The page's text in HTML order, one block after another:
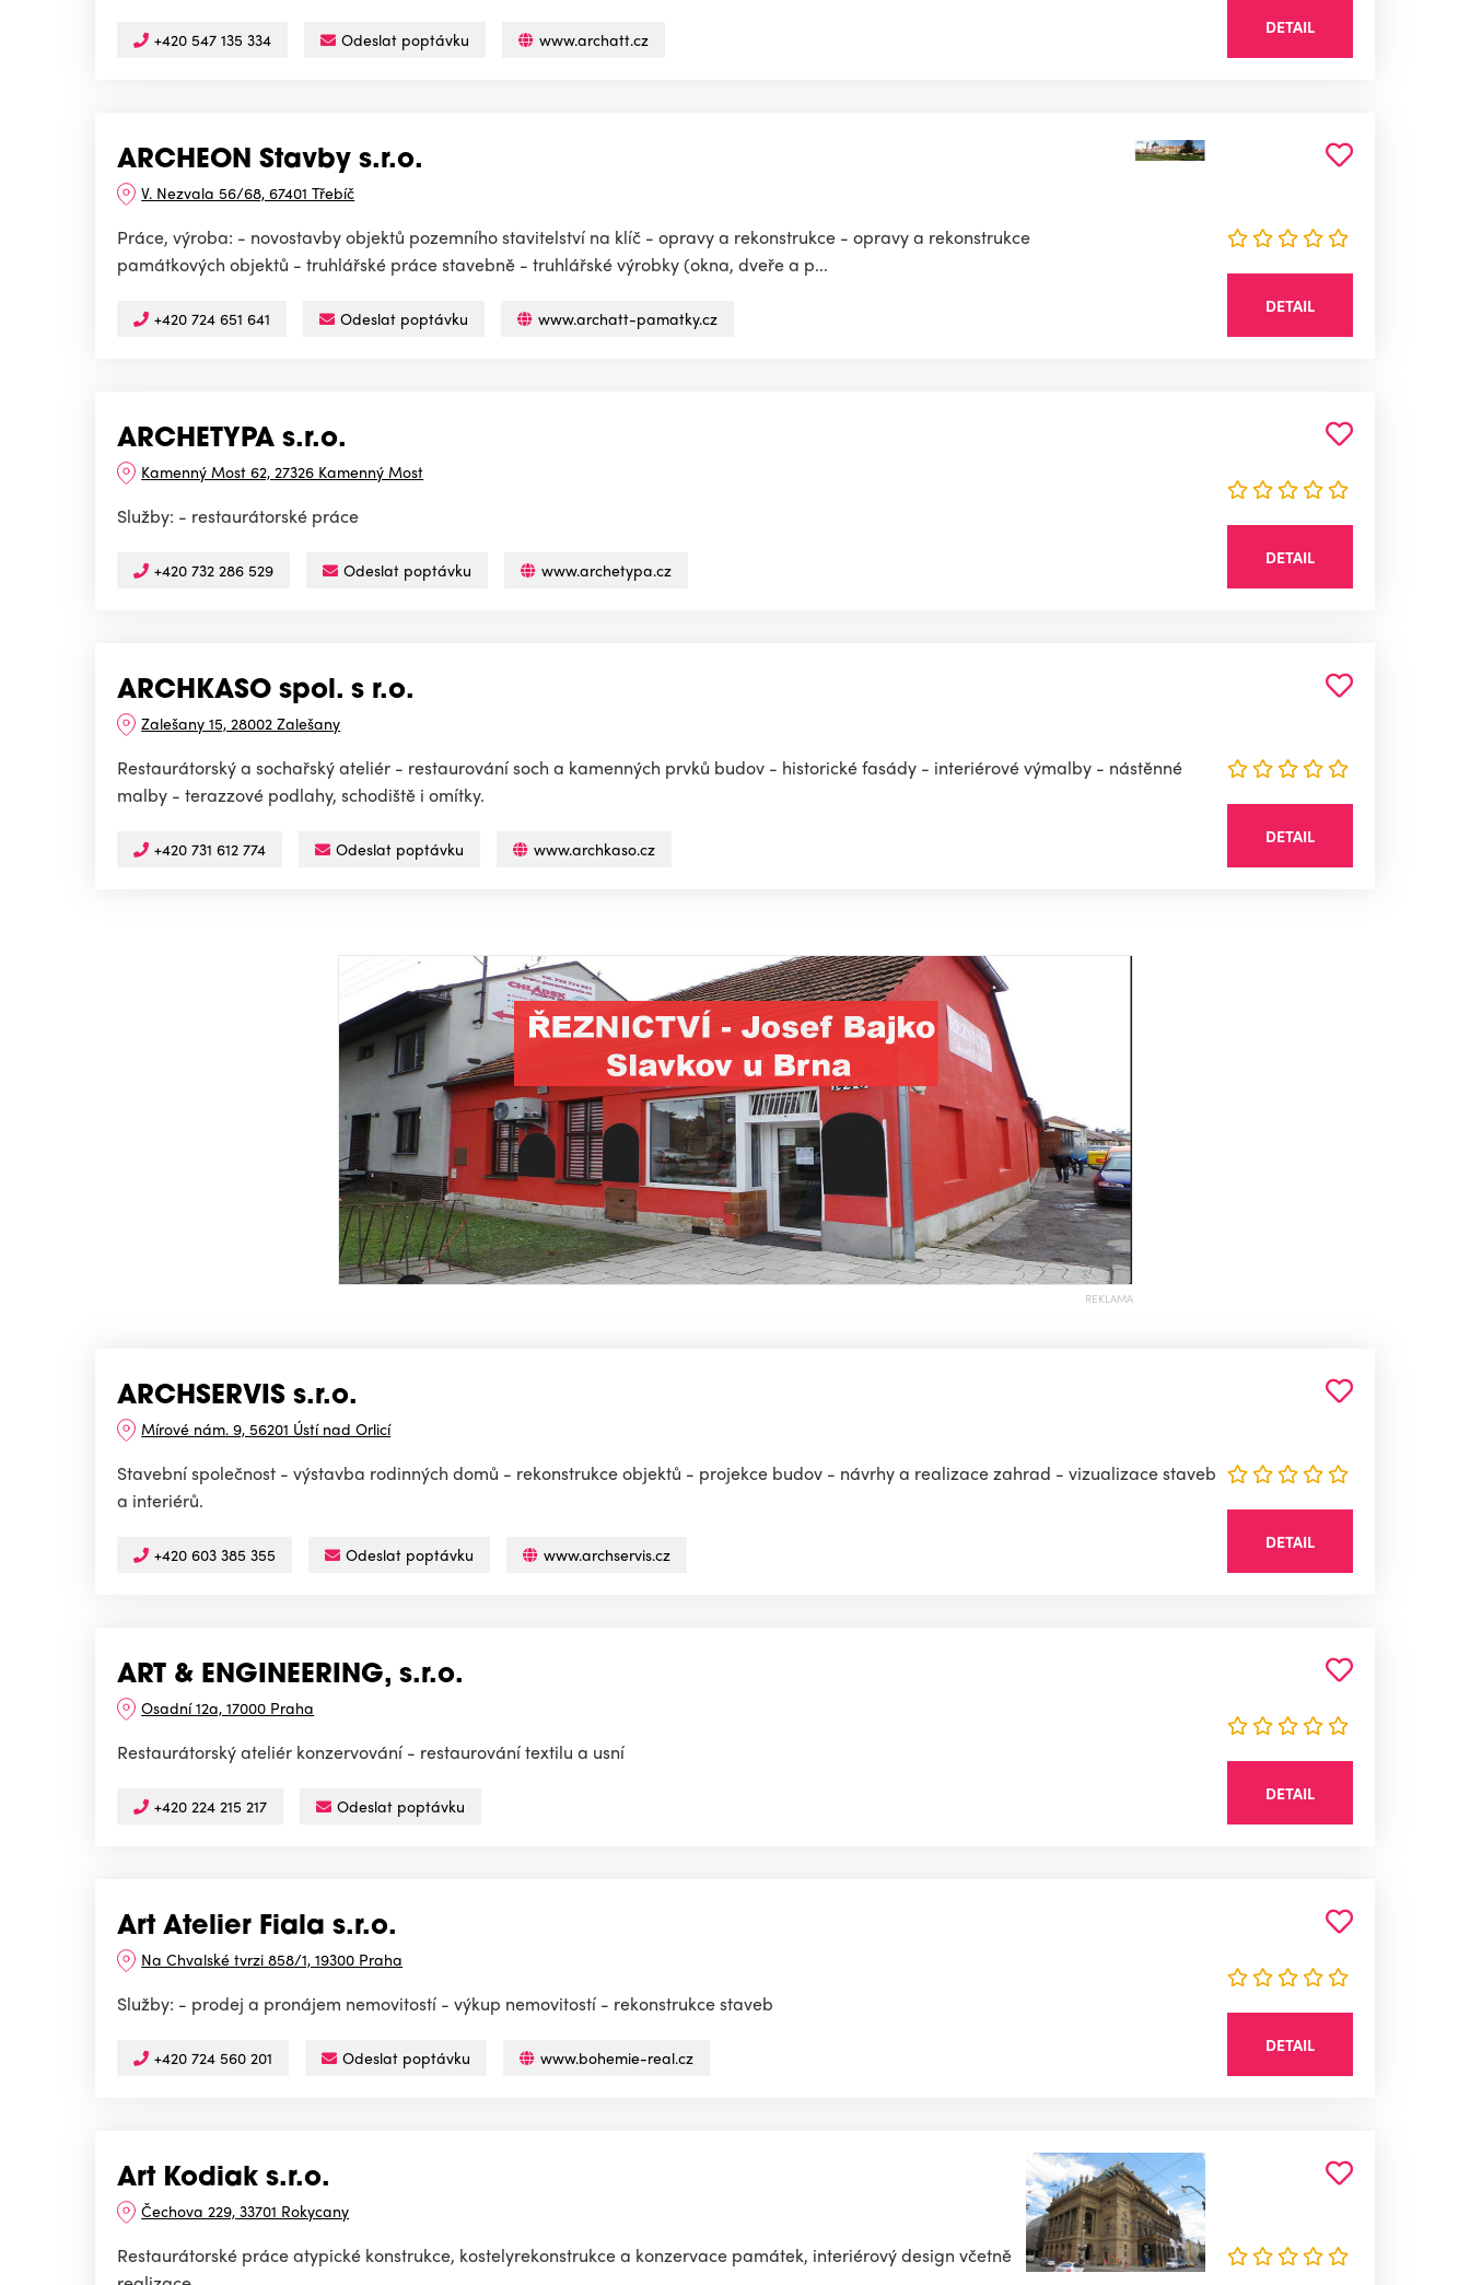
+420 547 135 334 Odeslat poptávku www.archatt.cz
DETAIL
ARCHEON Stavby s.r.o.
V. Nezvala 56/68, 67401 Třebíč
Práce, výroba: - novostavby objektů pozemního stavitelství na klíč - opravy a rekonstrukce - opravy a rekonstrukce
památkových objektů - truhlářské práce stavebně - truhlářské výrobky (okna, dveře a p...
+420 724 651 641 Odeslat poptávku www.archatt-pamatky.cz
DETAIL
ARCHETYPA s.r.o.
Kamenný Most 62, 27326 Kamenný Most
Služby: - restaurátorské práce
+420 732 286 529 Odeslat poptávku www.archetypa.cz
DETAIL
ARCHKASO spol. s r.o.
Zalešany 15, 28002 Zalešany
Restaurátorský a sochařský ateliér - restaurování soch a kamenných prvků budov - historické fasády - interiérové výmalby - nástěnné
malby - terazzové podlahy, schodiště i omítky.
+420 731 612 774 Odeslat poptávku www.archkaso.cz
DETAIL
REKLAMA
ARCHSERVIS s.r.o.
Mírové nám. 9, 56201 Ústí nad Orlicí
Stavební společnost - výstavba rodinných domů - rekonstrukce objektů - projekce budov - návrhy a realizace zahrad - vizualizace staveb
a interiérů.
+420 603 385 355 Odeslat poptávku www.archservis.cz
DETAIL
ART & ENGINEERING, s.r.o.
Osadní 12a, 17000 Praha
Restaurátorský ateliér konzervování - restaurování textilu a usní
+420 224 215 217 Odeslat poptávku
DETAIL
Art Atelier Fiala s.r.o.
Na Chvalské tvrzi 858/1, 19300 Praha
Služby: - prodej a pronájem nemovitostí - výkup nemovitostí - rekonstrukce staveb
+420 724 560 201 Odeslat poptávku www.bohemie-real.cz
DETAIL
Art Kodiak s.r.o.
Čechova 229, 33701 Rokycany
Restaurátorské práce atypické konstrukce, kostelyrekonstrukce a konzervace památek, interiérový design včetně